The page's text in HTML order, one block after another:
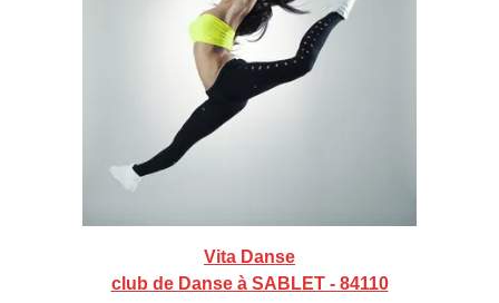
Vita Danse
club de Danse à SABLET - 84110